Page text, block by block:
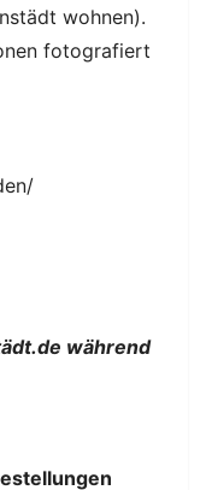
wohnen).
fotografiert
während